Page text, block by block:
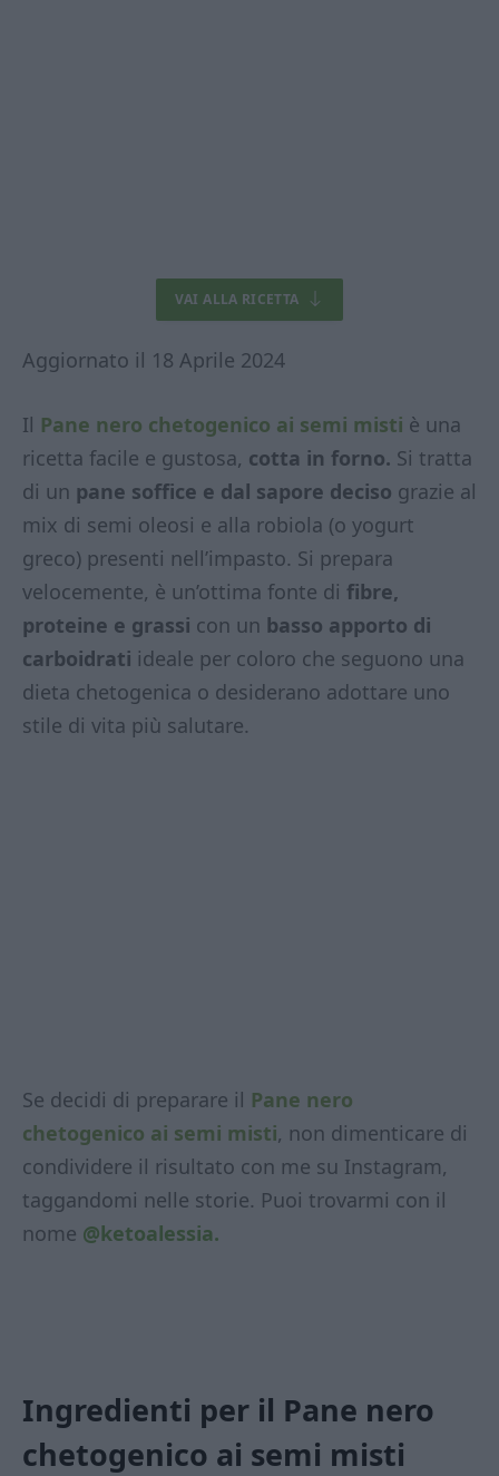
VAI ALLA RICETTA
Aggiornato il 18 Aprile 2024
Il Pane nero chetogenico ai semi misti è una
ricetta facile e gustosa, cotta in forno. Si tratta
di un pane soffice e dal sapore deciso grazie al
mix di semi oleosi e alla robiola (o yogurt
greco) presenti nell’impasto. Si prepara
velocemente, è un’ottima fonte di fibre,
proteine e grassi con un basso apporto di
carboidrati ideale per coloro che seguono una
dieta chetogenica o desiderano adottare uno
stile di vita più salutare.
Se decidi di preparare il Pane nero
chetogenico ai semi misti, non dimenticare di
condividere il risultato con me su Instagram,
taggandomi nelle storie. Puoi trovarmi con il
nome @ketoalessia.
Ingredienti per il Pane nero
chetogenico ai semi misti